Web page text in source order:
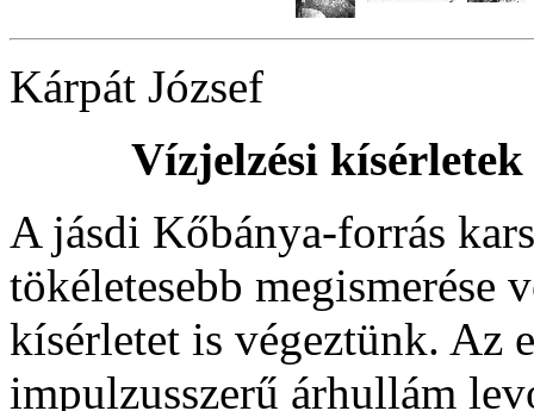
Kárpát József
Vízjelzési
A jásdi Kőbánya-forrás
tökéletesebb megismerése
kísérletet is végeztünk. Az
impulzusszerű árhullám